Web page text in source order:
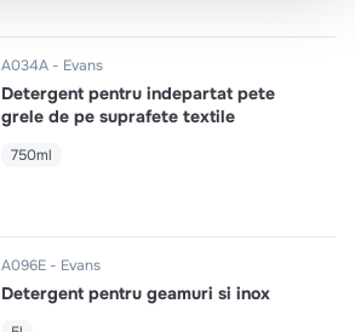
A034A Evans
Detergent pentru indepartat pete
grele de pe suprafete textile
750ml
A096E Evans
Detergent pentru geamuri si inox